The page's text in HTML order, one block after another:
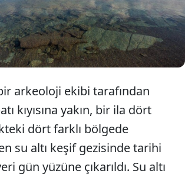
edilen gelişmiş bir Orta Çağ kentinin
keşfedildi.
arkeoloji ekibi tarafından
kıyısına yakın, bir ila dört
dört farklı bölgede
su altı keşif gezisinde tarihi
gün yüzüne çıkarıldı. Su altı